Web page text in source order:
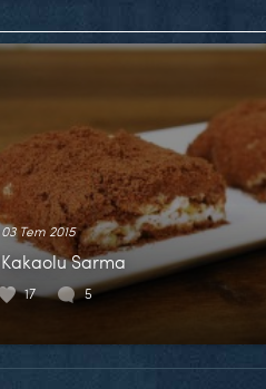
03 Tem 2015
Kakaolu Sarma
17 5